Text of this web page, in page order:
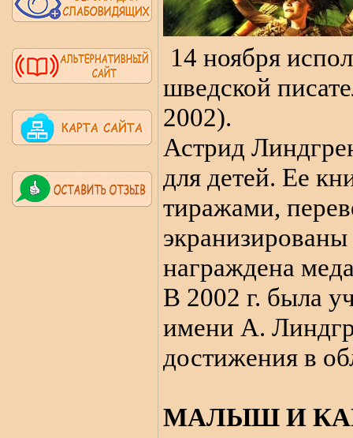
14 ноября
шведской
2002).
Астрид
для детей. Ее
тиражами,
награждена
В 2002 г. была
имени А.
достижения в
МАЛЫШ И